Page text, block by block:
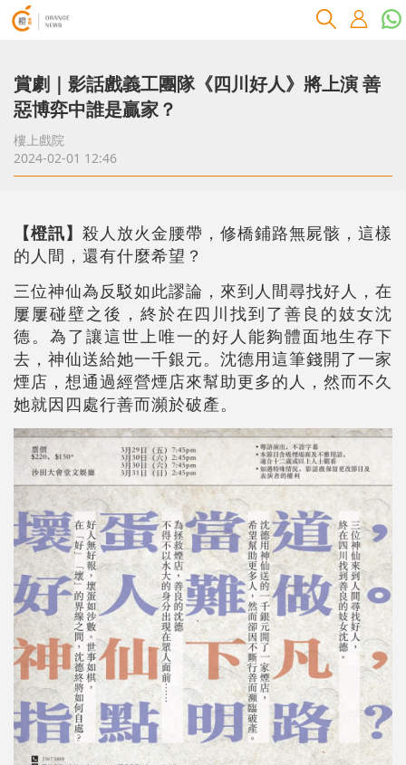
賞劇｜影話戲義工團隊《四川好人》將上演 善
惡博弈中誰是贏家？
樓上戲院
2024-02-01 12:46
【橙訊】 殺人放火金腰帶，修橋鋪路無屍骸，這樣
的人間，還有什麼希望？
三位神仙為反駁如此謬論，來到人間尋找好人，在
屢屢碰壁之後，終於在四川找到了善良的妓女沈
德。為了讓這世上唯一的好人能夠體面地生存下
去，神仙送給她一千銀元。沈德用這筆錢開了一家
煙店，想通過經營煙店來幫助更多的人，然而不久
她就因四處行善而瀕於破產。